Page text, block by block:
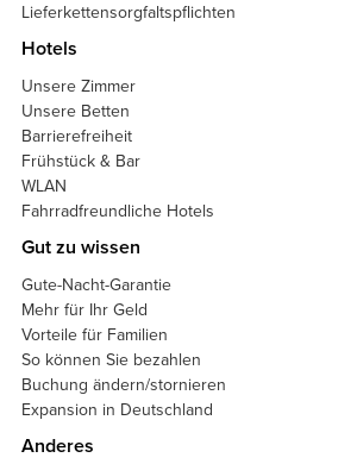
Lieferkettensorgfaltspflichten
Hotels
Unsere Zimmer
Unsere Betten
Barrierefreiheit
Frühstück & Bar
WLAN
Fahrradfreundliche Hotels
Gut zu wissen
Gute-Nacht-Garantie
Mehr für Ihr Geld
Vorteile für Familien
So können Sie bezahlen
Buchung ändern/stornieren
Expansion in Deutschland
Anderes